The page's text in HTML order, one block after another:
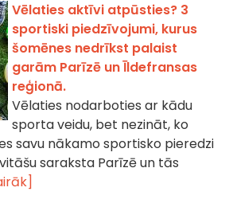
Vēlaties aktīvi atpūsties? 3
sportiski piedzīvojumi, kurus
šomēnes nedrīkst palaist
garām Parīzē un Īldefransas
reģionā.
Vēlaties nodarboties ar kādu
sporta veidu, bet nezināt, ko
savu nākamo sportisko pieredzi
saraksta Parīzē un tās